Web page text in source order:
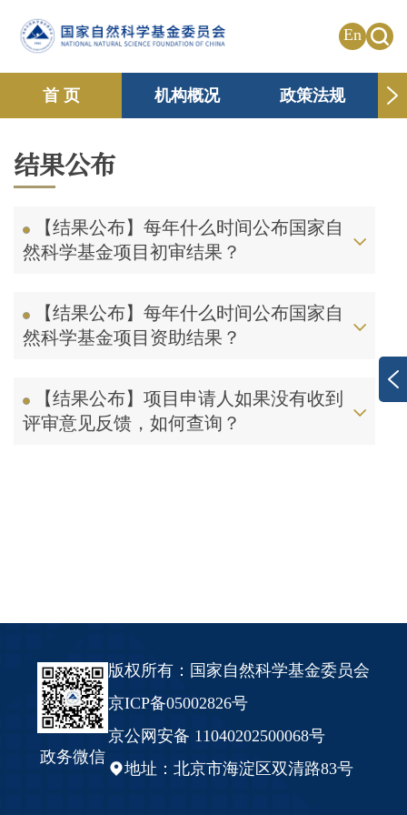
En
首 页 机构概况 政策法规
信息公开
结果公布
【结果公布】每年什么时间公布国家自
然科学基金项目初审结果？
【结果公布】每年什么时间公布国家自
然科学基金项目资助结果？
【结果公布】项目申请人如果没有收到
评审意见反馈，如何查询？
政务微信
版权所有：国家自然科学基金委员会
京ICP备05002826号
京公网安备 11040202500068号
地址：北京市海淀区双清路83号